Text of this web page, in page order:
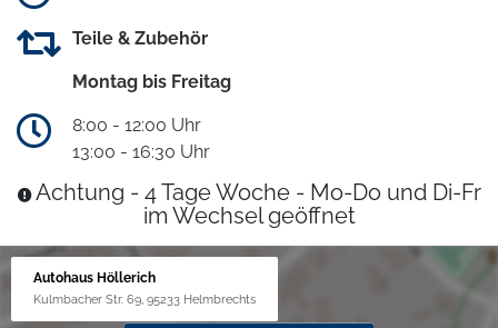
Teile & Zubehör
Montag bis Freitag
8:00 - 12:00 Uhr
13:00 - 16:30 Uhr
Achtung - 4 Tage Woche - Mo-Do und Di-Fr
im Wechsel geöffnet
Autohaus Höllerich
Kulmbacher Str. 69, 95233 Helmbrechts